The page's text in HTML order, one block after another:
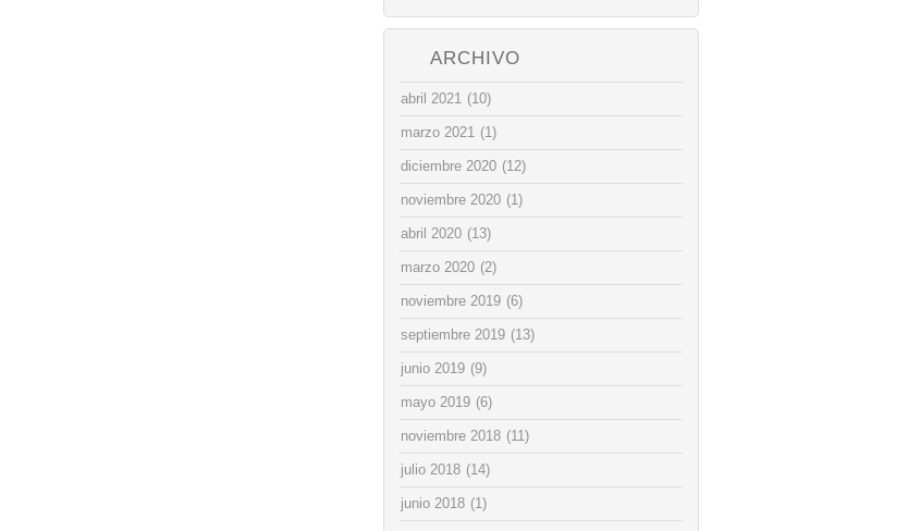
ARCHIVO
abril 2021 (10)
marzo 2021 (1)
diciembre 2020 (12)
noviembre 2020 (1)
abril 2020 (13)
marzo 2020 (2)
noviembre 2019 (6)
septiembre 2019 (13)
junio 2019 (9)
mayo 2019 (6)
noviembre 2018 (11)
julio 2018 (14)
junio 2018 (1)